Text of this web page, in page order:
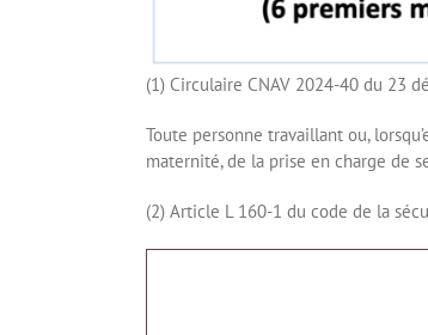
(1) Circulaire CNAV 2024-40 du 23
Toute personne travaillant ou,
maternité, de la prise en charge de
(2) Article L 160-1 du code de la